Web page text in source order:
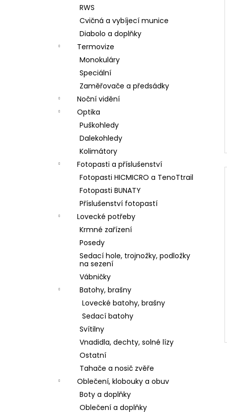
RWS
Cvičná a vybíjecí munice
Diabolo a doplňky
Termovize
Monokuláry
Speciální
Zaměřovače a předsádky
Noční vidění
Optika
Puškohledy
Dalekohledy
Kolimátory
Fotopasti a příslušenství
Fotopasti HICMICRO a TenoTtrail
Fotopasti BUNATY
Příslušenství fotopastí
Lovecké potřeby
Krmné zařízení
Posedy
Sedací hole, trojnožky, podložky
na sezení
Vábničky
Batohy, brašny
Lovecké batohy, brašny
Sedací batohy
Svítilny
Vnadidla, dechty, solné lízy
Ostatní
Tahače a nosič zvěře
Oblečení, klobouky a obuv
Boty a doplňky
Oblečení a doplňky